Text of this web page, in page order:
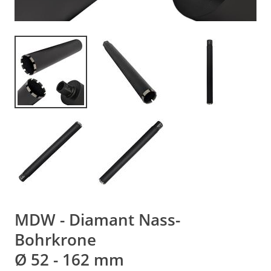
MDW - Diamant Nass-
Bohrkrone
Ø 52 - 162 mm